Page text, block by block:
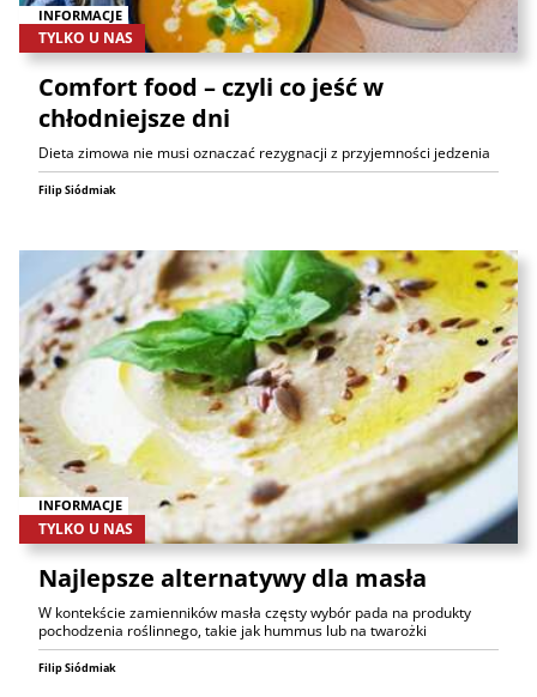
INFORMACJE
TYLKO U NAS
Comfort food – czyli co jeść w
chłodniejsze dni
Dieta zimowa nie musi oznaczać rezygnacji z przyjemności jedzenia
Filip Siódmiak
INFORMACJE
TYLKO U NAS
Najlepsze alternatywy dla masła
W kontekście zamienników masła częsty wybór pada na produkty
pochodzenia roślinnego, takie jak hummus lub na twarożki
Filip Siódmiak